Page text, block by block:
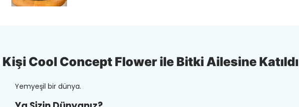
Cool Concept Flower ile Bitki Ailesine Katıldı
Yemyeşil bir dünya.